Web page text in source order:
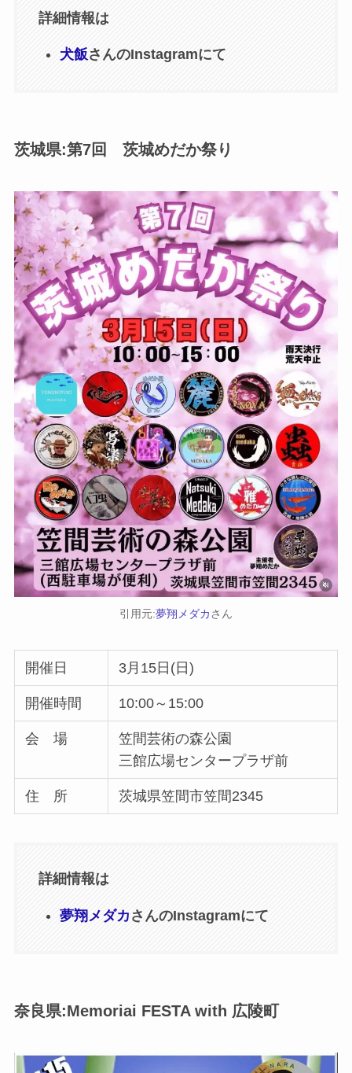
詳細情報は
犬飯さんのInstagramにて
茨城県:第7回 茨城めだか祭り
引用元:夢翔メダカ さん
開催日 3月15日(日)
開催時間 10:00～15:00
会 場
笠間芸術の森公園
三館広場センタープラザ前
住 所 茨城県笠間市笠間2345
詳細情報は
夢翔メダカ さんのInstagramにて
奈良県:Memoriai FESTA with 広陵町